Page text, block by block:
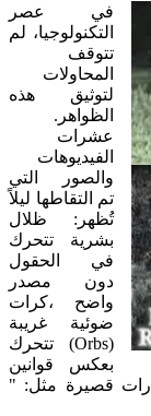
في عصر
التكنولوجيا، لم
تتوقف
المحاولات
لتوثيق هذه
الظواهر.
عشرات
الفيديوهات
والصور التي
تم التقاطها ليلاً
تُظهر: ظلال
بشرية تتحرك
في الحقول
دون مصدر
واضح ،كرات
ضوئية غريبة
(Orbs) تتحرك
بعكس قوانين
قصيرة مثل: "